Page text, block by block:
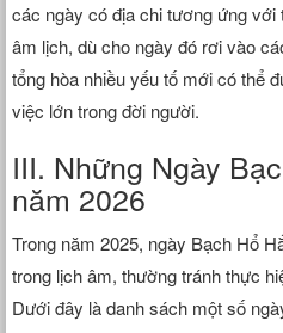
các ngày có địa chi tương ứng
âm lịch, dù cho ngày đó rơi vào
tổng hòa nhiều yếu tố mới có thể
việc lớn trong đời người.
III. Những Ngày
năm 2026
​Trong năm 2025, ngày Bạch Hổ
trong lịch âm, thường tránh thực
Dưới đây là danh sách một số